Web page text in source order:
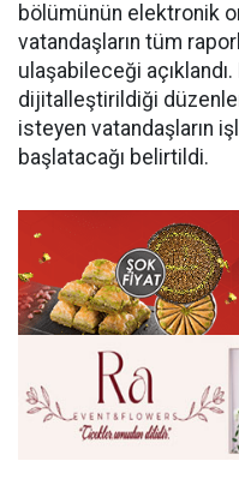
bölümünün elektronik
vatandaşların tüm
ulaşabileceği
dijitalleştirildiği
isteyen vatandaşların
başlatacağı belirtildi.